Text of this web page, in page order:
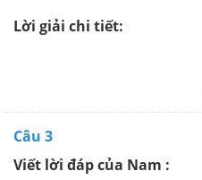
Lời giải chi tiết:
Câu 3
Viết lời đáp của Nam :